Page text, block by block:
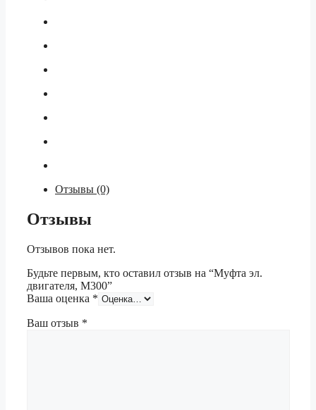
Отзывы (0)
Отзывы
Отзывов пока нет.
Будьте первым, кто оставил отзыв на “Муфта эл.
двигателя, М300”
Ваша оценка *
Ваш отзыв *